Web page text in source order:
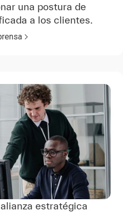
una postura de
a los clientes.
estratégica